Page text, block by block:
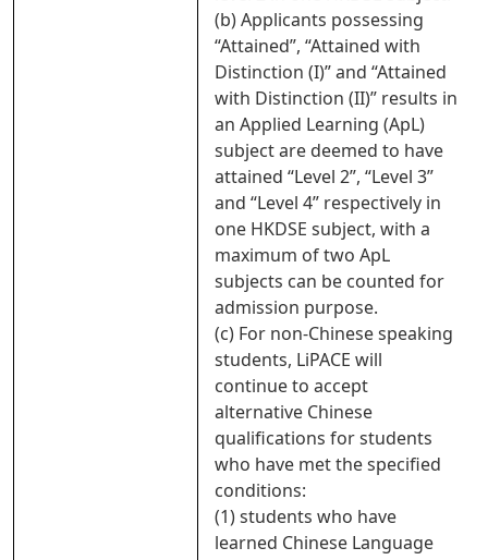
(b) Applicants possessing
“Attained”, “Attained with
Distinction (I)” and “Attained
with Distinction (II)” results in
an Applied Learning (ApL)
subject are deemed to have
attained “Level 2”, “Level 3”
and “Level 4” respectively in
one HKDSE subject, with a
maximum of two ApL
subjects can be counted for
admission purpose.
(c) For non-Chinese speaking
students, LiPACE will
continue to accept
alternative Chinese
qualifications for students
who have met the specified
conditions:
(1) students who have
learned Chinese Language